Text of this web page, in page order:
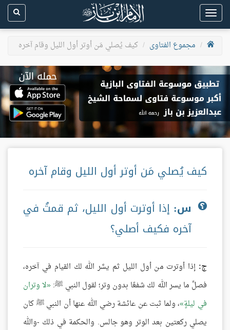
Toggle
navigation
مجموع الفتاوى
كيف يُصلي مَن أوتر أول الليل وقام آخره
كيف يُصلي مَن أوتر أول الليل وقام آخره
س: إذا أوترت أول الليل، ثم قمتُ في
آخره فكيف أصلي؟
ج: إذا أوترت من أول الليل ثم يسَّر الله لك القيام في آخره،
فصلِّ ما يسر الله لك شفعًا بدون وتر؛ لقول النبي ﷺ: لا وتران
في ليلةٍ ، ولما ثبت عن عائشة رضي الله عنها أن النبي ﷺ كان
يصلي ركعتين بعد الوتر وهو جالس. والحكمة في ذلك -والله